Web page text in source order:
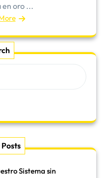
oro ...
Sistema sin